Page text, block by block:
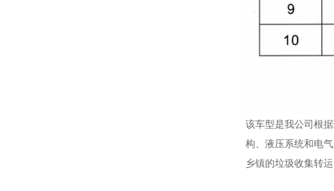
该车型是我公司根
构、液压系统和电
乡镇的垃圾收集转